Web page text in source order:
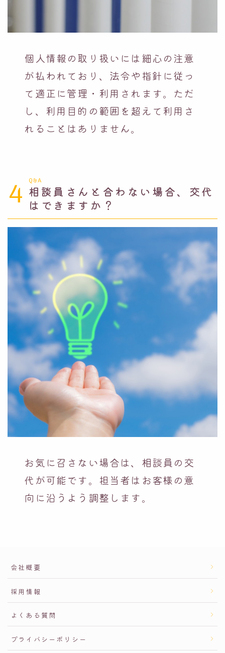
個人情報の取り扱いには細心の注意
が払われており、法令や指針に従っ
て適正に管理・利用されます。ただ
し、利用目的の範囲を超えて利用さ
れることはありません。
4 Q&A
相談員さんと合わない場合、交代
はできますか？
お気に召さない場合は、相談員の交
代が可能です。担当者はお客様の意
向に沿うよう調整します。
会社概要
採用情報
よくある質問
プライバシーポリシー